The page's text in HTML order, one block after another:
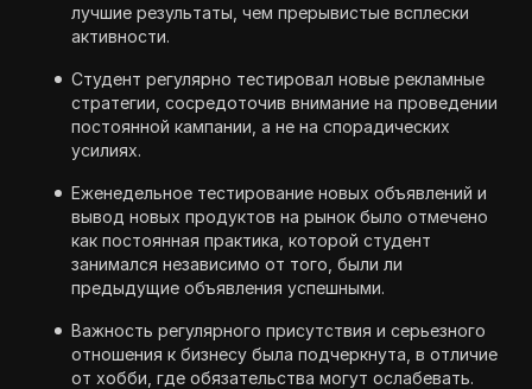
лучшие результаты, чем прерывистые всплески
активности.
Студент регулярно тестировал новые рекламные
стратегии, сосредоточив внимание на проведении
постоянной кампании, а не на спорадических
усилиях.
Еженедельное тестирование новых объявлений и
вывод новых продуктов на рынок было отмечено
как постоянная практика, которой студент
занимался независимо от того, были ли
предыдущие объявления успешными.
Важность регулярного присутствия и серьезного
отношения к бизнесу была подчеркнута, в отличие
от хобби, где обязательства могут ослабевать.